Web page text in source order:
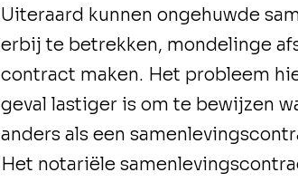
Uiteraard kunnen ongehuwde
erbij te betrekken, mondelinge
contract maken. Het probleem
geval lastiger is om te bewijzen
anders als een
Het notariële